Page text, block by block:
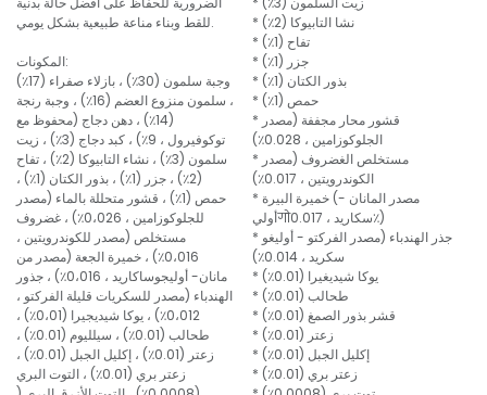
للقط وبناء مناعة طبيعية بشكل يومي.
المكونات:
وجبة سلمون (30٪) ، بازلاء صفراء (17٪)
، سلمون منزوع العضم (16٪) ، وجبة رنجة
(14٪) ، دهن دجاج (محفوظ مع
توكوفيرول ، 9٪) ، كبد دجاج (3٪) ، زيت
سلمون (3٪) ، نشاء التابيوكا (2٪) ، تفاح
(2٪) ، جزر (1٪) ، بذور الكتان (1٪) ،
حمص (1٪) ، قشور متحللة بالماء (مصدر
للجلوكوزامين ، 0،026٪) ، غضروف
مستخلص (مصدر للكوندرويتين ،
0،016٪) ، خميرة الجعة (مصدر من
مانان- أوليجوساكاريد ، 0،016٪) ، جذور
الهندباء (مصدر للسكريات قليلة الفركتو ،
0،012٪) ، يوكا شيديجيرا (0،01٪) ،
طحالب (0.01٪) ، سيلليوم (0.01٪) ،
زعتر (0.01٪) ، إكليل الجبل (0.01٪) ،
زعتر بري (0.01٪) ، التوت البري
* نشا التابيوكا (2٪)
* تفاح (1٪)
* جزر (1٪)
* بذور الكتان (1٪)
* حمص (1٪)
* قشور محار مجففة (مصدر
الجلوكوزامين ، 0.028٪)
* مستخلص الغضروف (مصدر
الكوندرويتين ، 0.017٪)
* خميرة البيرة (مصدر المانان -
أوليगोسكاريد ، 0.017٪)
* جذر الهندباء (مصدر الفركتو - أوليغو
سكريد ، 0.014٪)
* يوكا شيديغيرا (0.01٪)
* طحالب (0.01٪)
* قشر بذور الصمغ (0.01٪)
* زعتر (0.01٪)
* إكليل الجبل (0.01٪)
* زعتر بري (0.01٪)